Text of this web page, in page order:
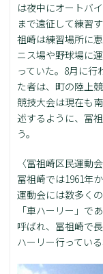
は夜中にオートバ
まで遠征して練習
祖崎は練習場所に
ニス場や野球場に
っていた。8月に行
た者は、町の陸上
競技大会は現在も
述するように、冨
う。
〈冨祖崎区民運動会
冨祖崎では1961年
運動会には数多く
「車ハーリー」で
呼ばれ、冨祖崎で
ハーリー行っている